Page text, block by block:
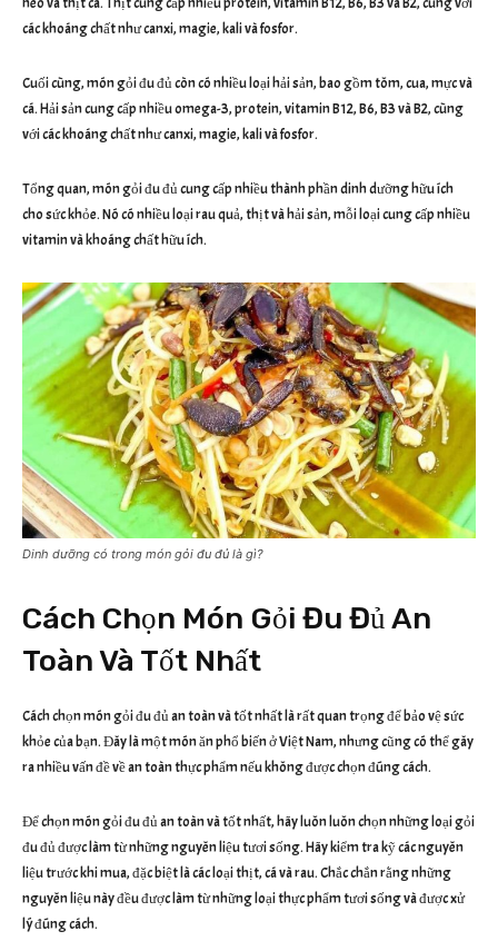
các khoáng chất như canxi, magie, kali và fosfor.
Cuối cùng, món gỏi đu đủ còn có nhiều loại hải sản, bao gồm tôm, cua, mực và
cá. Hải sản cung cấp nhiều omega-3, protein, vitamin B12, B6, B3 và B2, cùng
với các khoáng chất như canxi, magie, kali và fosfor.
Tổng quan, món gỏi đu đủ cung cấp nhiều thành phần dinh dưỡng hữu ích
cho sức khỏe. Nó có nhiều loại rau quả, thịt và hải sản, mỗi loại cung cấp nhiều
vitamin và khoáng chất hữu ích.
Dinh dưỡng có trong món gỏi đu đủ là gì?
Cách Chọn Món Gỏi Đu Đủ An
Toàn Và Tốt Nhất
Cách chọn món gỏi đu đủ an toàn và tốt nhất là rất quan trọng để bảo vệ sức
khỏe của bạn. Đây là một món ăn phổ biến ở Việt Nam, nhưng cũng có thể gây
ra nhiều vấn đề về an toàn thực phẩm nếu không được chọn đúng cách.
Để chọn món gỏi đu đủ an toàn và tốt nhất, hãy luôn luôn chọn những loại gỏi
đu đủ được làm từ những nguyên liệu tươi sống. Hãy kiểm tra kỹ các nguyên
liệu trước khi mua, đặc biệt là các loại thịt, cá và rau. Chắc chắn rằng những
nguyên liệu này đều được làm từ những loại thực phẩm tươi sống và được xử
lý đúng cách.